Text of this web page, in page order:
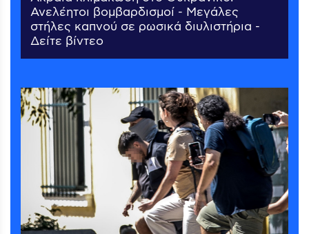
Ανελέητοι βομβαρδισμοί - Μεγάλες
στήλες καπνού σε ρωσικά διυλιστήρια -
Δείτε βίντεο